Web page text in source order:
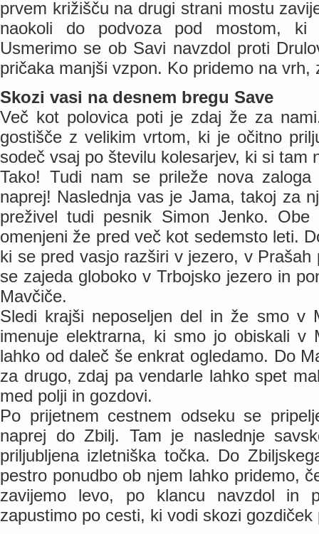
prvem križišču na drugi strani mostu
naokoli do podvoza pod mostom, ki
Usmerimo se ob Savi navzdol proti
pričaka manjši vzpon. Ko pridemo na vrh,
Skozi vasi na desnem bregu Save
Več kot polovica poti je zdaj že za
gostišče z velikim vrtom, ki je očitno
sodeč vsaj po številu kolesarjev, ki si tam
Tako! Tudi nam se prileže nova
naprej! Naslednja vas je Jama, takoj za
preživel tudi pesnik Simon Jenko.
omenjeni že pred več kot sedemsto leti.
ki se pred vasjo razširi v jezero, v
se zajeda globoko v Trbojsko jezero in
Mavčiče.
Sledi krajši neposeljen del in že smo v
imenuje elektrarna, ki smo jo obiskali v
lahko od daleč še enkrat ogledamo. Do
za drugo, zdaj pa vendarle lahko spet
med polji in gozdovi.
Po prijetnem cestnem odseku se
naprej do Zbilj. Tam je naslednje
priljubljena izletniška točka. Do
pestro ponudbo ob njem lahko pridemo,
zavijemo levo, po klancu navzdol in
zapustimo po cesti, ki vodi skozi